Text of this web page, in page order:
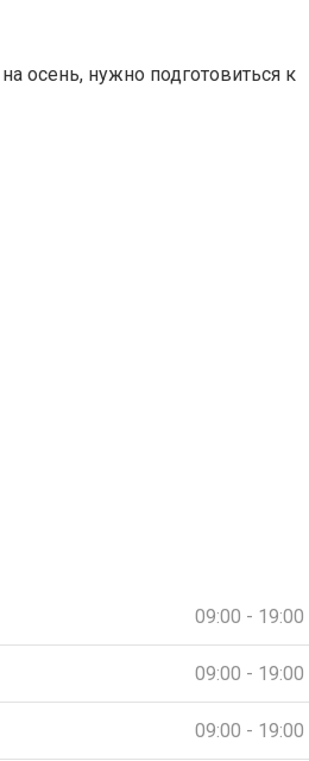
осень, нужно подготовиться к
09:00 - 19:00
09:00 - 19:00
09:00 - 19:00